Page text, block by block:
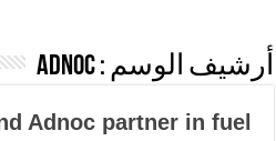
أرشيف الوسم :Adnoc
Adnoc partner in fuel